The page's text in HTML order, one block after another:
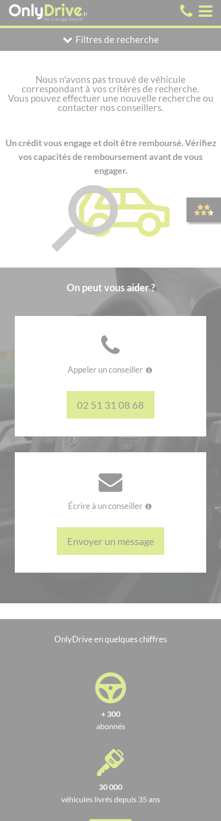
Filtres de recherche
Nous n'avons pas trouvé de véhicule
correspondant à vos critères de recherche.
Vous pouvez effectuer une nouvelle recherche ou
contacter nos conseillers.
Un crédit vous engage et doit être remboursé. Vérifiez
vos capacités de remboursement avant de vous
engager.
On peut vous aider ?
Appeler un conseiller
02 51 31 08 68
Écrire à un conseiller
Envoyer un message
OnlyDrive en quelques chiffres
+ 300
abonnés
30 000
véhicules livrés depuis 35 ans